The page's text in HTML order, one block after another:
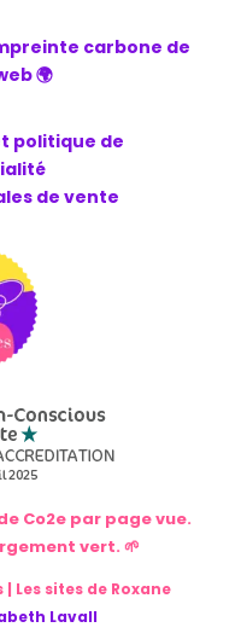
carbone de
🌍
politique de
de vente
Co2e par page vue.
vert. 🌱
Les sites de Roxane
Lavall